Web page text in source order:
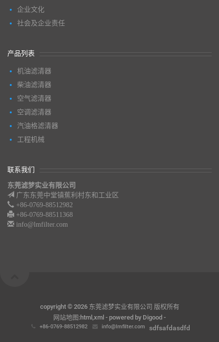
企业文化
社会及企业责任
产品列表
机油滤清器
柴油滤清器
空气滤清器
空调滤清器
汽油格滤清器
工程机械
联系我们
东莞滤梦实业有限公司
广东东莞中堂镇蕉利村东和工业区
+86-0769-88512982
+86-0769-88511368
info@lmfilter.com
copyright © 2026 东莞滤梦实业有限公司 版权所有
网站地图:html ,xml - powered by Digood -
sdfsafdasdfd
+86-0769-88512982 info@lmfilter.com